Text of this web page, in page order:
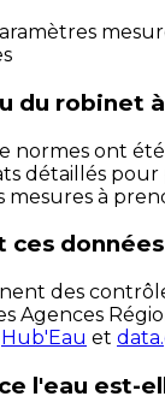
du robinet
normes ont
détaillés pour
mesures à
ces données
des
Agences
Hub'Eau et
l'eau est-